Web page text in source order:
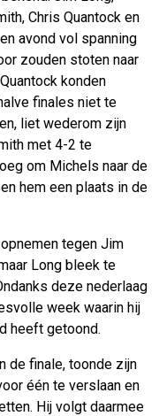
Chris Quantock en
avond vol spanning
zouden stoten naar
konden
finales niet te
liet wederom zijn
met 4-2 te
om Michels naar de
hem een plaats in de
tegen Jim
Long bleek te
deze nederlaag
week waarin hij
heeft getoond.
de finale, toonde zijn
één te verslaan en
Hij volgt daarmee